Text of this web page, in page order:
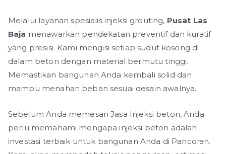
Melalui layanan spesialis injeksi grouting, Pusat Las
Baja menawarkan pendekatan preventif dan kuratif
yang presisi. Kami mengisi setiap sudut kosong di
dalam beton dengan material bermutu tinggi.
Memastikan bangunan Anda kembali solid dan
mampu menahan beban sesuai desain awalnya.
Sebelum Anda memesan Jasa Injeksi beton, Anda
perlu memahami mengapa injeksi beton adalah
investasi terbaik untuk bangunan Anda di Pancoran.